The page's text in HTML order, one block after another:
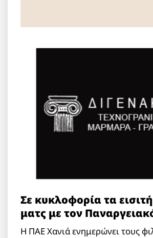
Σε κυκλοφορία τα
ματς με τον
Η ΠΑΕ Χανιά ενημερώνει τους